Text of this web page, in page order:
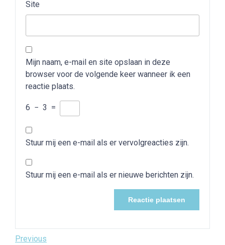
Site
Mijn naam, e-mail en site opslaan in deze
browser voor de volgende keer wanneer ik een
reactie plaats.
6 − 3 =
Stuur mij een e-mail als er vervolgreacties zijn.
Stuur mij een e-mail als er nieuwe berichten zijn.
Bericht
Previous
Previous